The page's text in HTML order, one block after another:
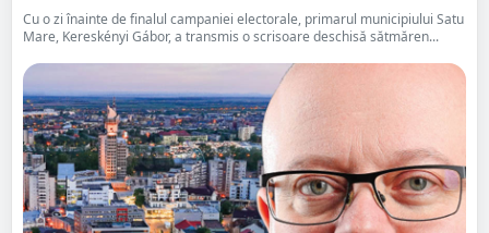
Cu o zi înainte de finalul campaniei electorale, primarul municipiului Satu
Mare, Kereskényi Gábor, a transmis o scrisoare deschisă sătmăren...